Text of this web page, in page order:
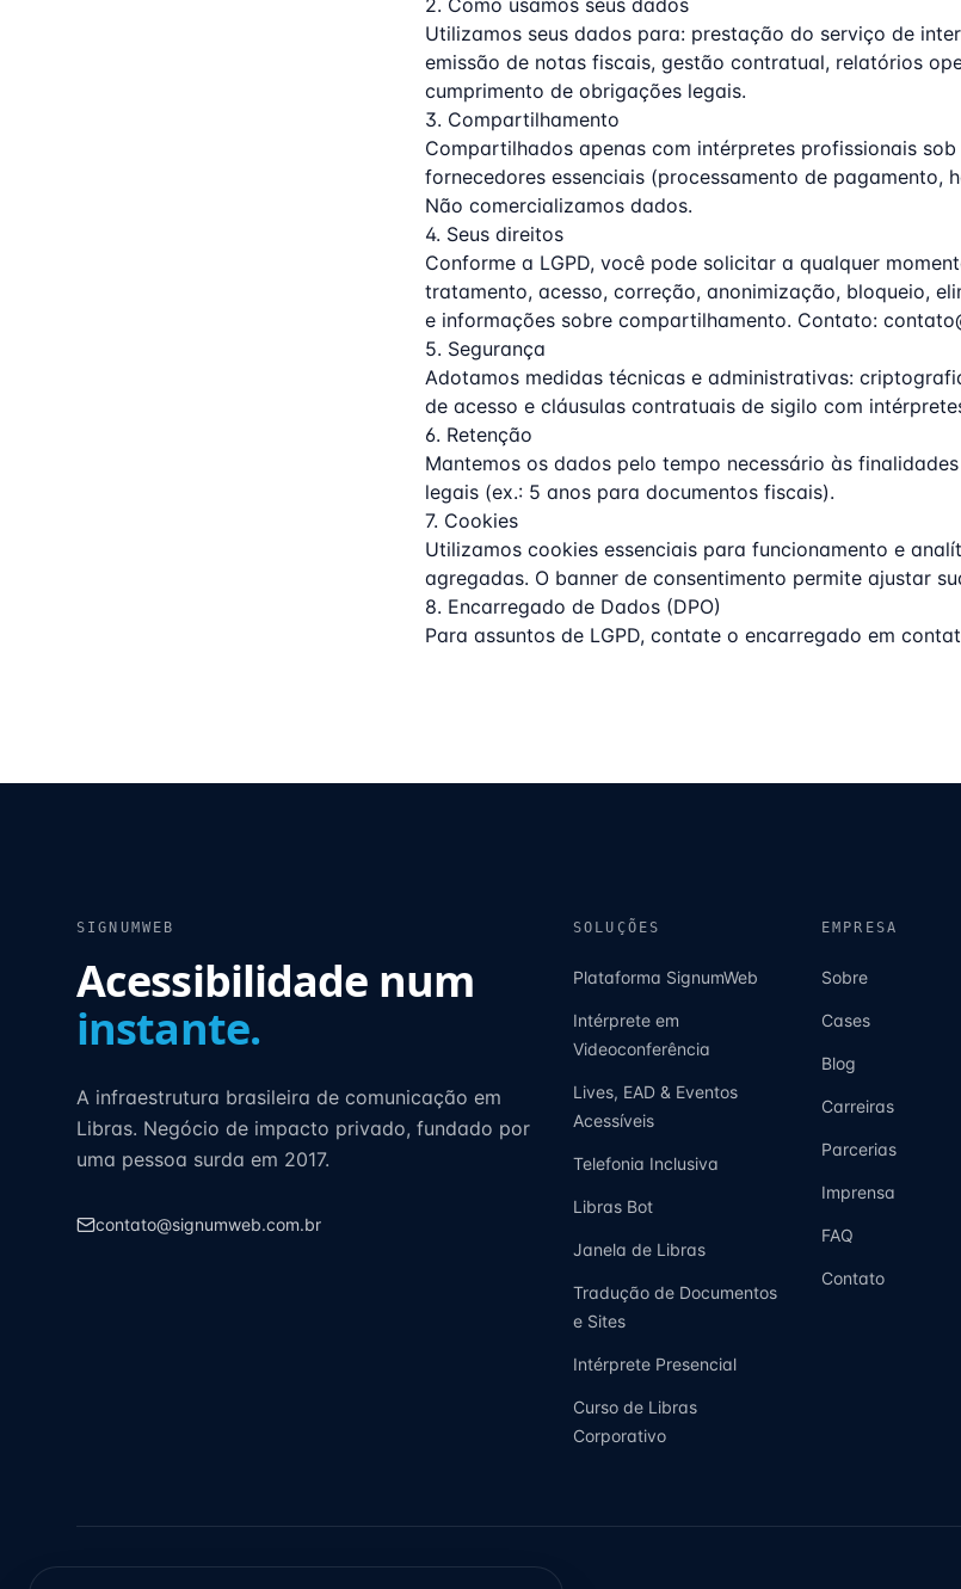
2. Como usamos seus dados
Utilizamos seus dados para: prestação do serviço de
emissão de notas fiscais, gestão contratual, relatórios
cumprimento de obrigações legais.
3. Compartilhamento
Compartilhados apenas com intérpretes profissionais
fornecedores essenciais (processamento de pagamento,
Não comercializamos dados.
4. Seus direitos
Conforme a LGPD, você pode solicitar a qualquer
tratamento, acesso, correção, anonimização, bloqueio,
e informações sobre compartilhamento. Contato:
5. Segurança
Adotamos medidas técnicas e administrativas:
de acesso e cláusulas contratuais de sigilo com
6. Retenção
Mantemos os dados pelo tempo necessário às
legais (ex.: 5 anos para documentos fiscais).
7. Cookies
Utilizamos cookies essenciais para funcionamento e
agregadas. O banner de consentimento permite ajustar
8. Encarregado de Dados (DPO)
Para assuntos de LGPD, contate o encarregado em
SIGNUMWEB
Acessibilidade num
instante.
A infraestrutura brasileira de comunicação em
Libras. Negócio de impacto privado, fundado por
uma pessoa surda em 2017.
contato@signumweb.com.br
SOLUÇÕES
Plataforma SignumWeb
Intérprete em
Videoconferência
Lives, EAD & Eventos
Acessíveis
Telefonia Inclusiva
Libras Bot
Janela de Libras
Tradução de Documentos
e Sites
Intérprete Presencial
Curso de Libras
Corporativo
EMPRESA
Sobre
Cases
Blog
Carreiras
Parcerias
Imprensa
FAQ
Contato